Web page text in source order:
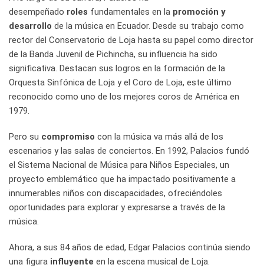
desempeñado roles fundamentales en la promoción y
desarrollo de la música en Ecuador. Desde su trabajo como
rector del Conservatorio de Loja hasta su papel como director
de la Banda Juvenil de Pichincha, su influencia ha sido
significativa. Destacan sus logros en la formación de la
Orquesta Sinfónica de Loja y el Coro de Loja, este último
reconocido como uno de los mejores coros de América en
1979.
Pero su compromiso con la música va más allá de los
escenarios y las salas de conciertos. En 1992, Palacios fundó
el Sistema Nacional de Música para Niños Especiales, un
proyecto emblemático que ha impactado positivamente a
innumerables niños con discapacidades, ofreciéndoles
oportunidades para explorar y expresarse a través de la
música.
Ahora, a sus 84 años de edad, Edgar Palacios continúa siendo
una figura influyente en la escena musical de Loja.